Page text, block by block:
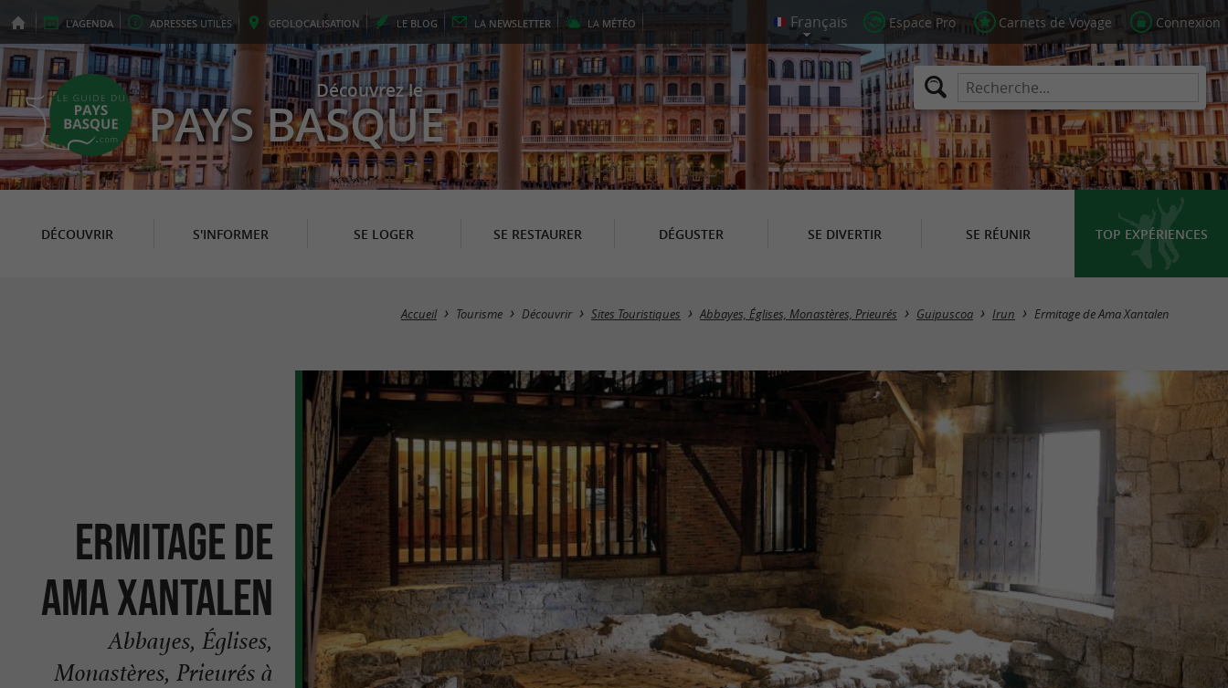
L'AGENDA ADRESSES UTILES GEOLOCALISATION LE BLOG LA NEWSLETTER LA MÉTÉO Espace Pro Carnets de Voyage Connexion
Découvrez le
PAYS BASQUE
DÉCOUVRIR S'INFORMER SE LOGER SE RESTAURER DÉGUSTER SE DIVERTIR SE RÉUNIR TOP EXPÉRIENCES
Accueil Tourisme Découvrir Sites Touristiques Abbayes, Églises, Monastères, Prieurés Guipuscoa Irun Ermitage de Ama Xantalen
Ermitage de
Ama Xantalen
Abbayes, Églises,
Monastères, Prieurés à